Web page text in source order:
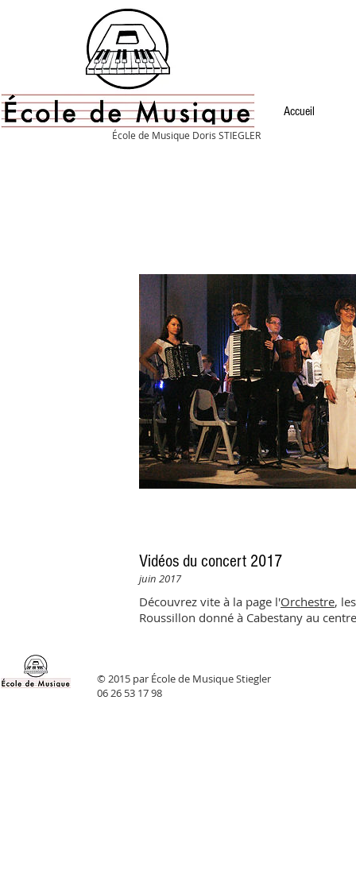
Accueil
École de Musique Doris STIEGLER
Vidéos du concert 2017
juin 2017
Découvrez vite à la page l'Orchestre,
Roussillon donné à Cabestany au
© 2015 par École de Musique Stiegler
06 26 53 17 98